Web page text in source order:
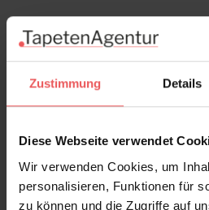
Zustimmung Details
Diese Webseite verwendet
Wir verwenden Cookies, um
personalisieren, Funktionen für
zu können und die Zugriffe auf
Das markante Rautenmuster
warme Farbgebung für eine
sorgt. Die feine Struktur
textile Optik. Eine stilvolle Wahl
Wohnräume, Mid-Century-
Einrichtungen mit dezentem